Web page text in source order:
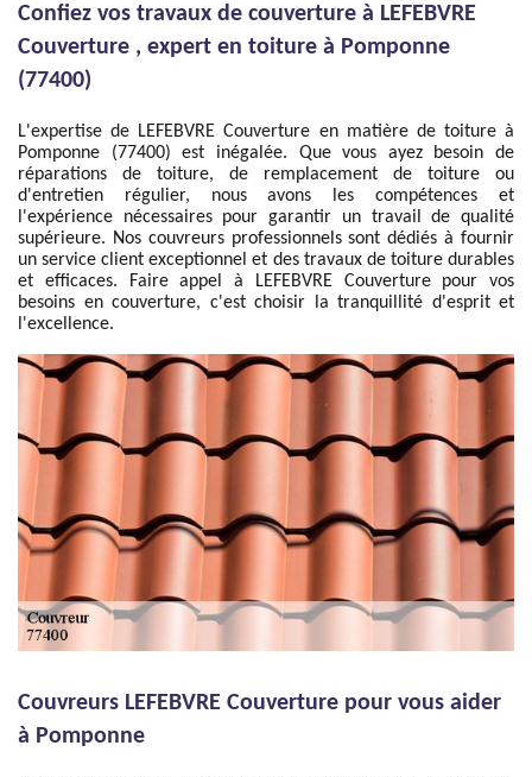
Confiez vos travaux de couverture à LEFEBVRE
Couverture , expert en toiture à Pomponne
(77400)
L'expertise de LEFEBVRE Couverture en matière de toiture à
Pomponne (77400) est inégalée. Que vous ayez besoin de
réparations de toiture, de remplacement de toiture ou
d'entretien régulier, nous avons les compétences et
l'expérience nécessaires pour garantir un travail de qualité
supérieure. Nos couvreurs professionnels sont dédiés à fournir
un service client exceptionnel et des travaux de toiture durables
et efficaces. Faire appel à LEFEBVRE Couverture pour vos
besoins en couverture, c'est choisir la tranquillité d'esprit et
l'excellence.
Couvreurs LEFEBVRE Couverture pour vous aider
à Pomponne